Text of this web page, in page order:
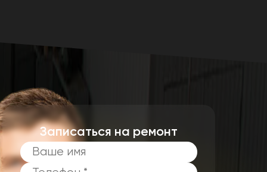
Записаться на ремонт